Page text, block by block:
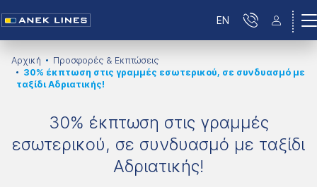
EN
Αρχική
Προσφορές & Εκπτώσεις
30% έκπτωση στις γραμμές εσωτερικού, σε συνδυασμό με
ταξίδι Αδριατικής!
30% έκπτωση στις γραμμές
εσωτερικού, σε συνδυασμό με ταξίδι
Αδριατικής!